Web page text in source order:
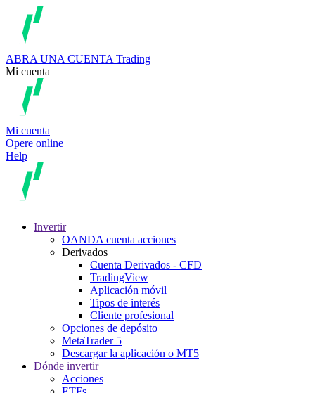
ABRA UNA CUENTA Trading
Mi cuenta
Mi cuenta
Opere online
Help
Invertir
OANDA cuenta acciones
Derivados
Cuenta Derivados - CFD
TradingView
Aplicación móvil
Tipos de interés
Cliente profesional
Opciones de depósito
MetaTrader 5
Descargar la aplicación o MT5
Dónde invertir
Acciones